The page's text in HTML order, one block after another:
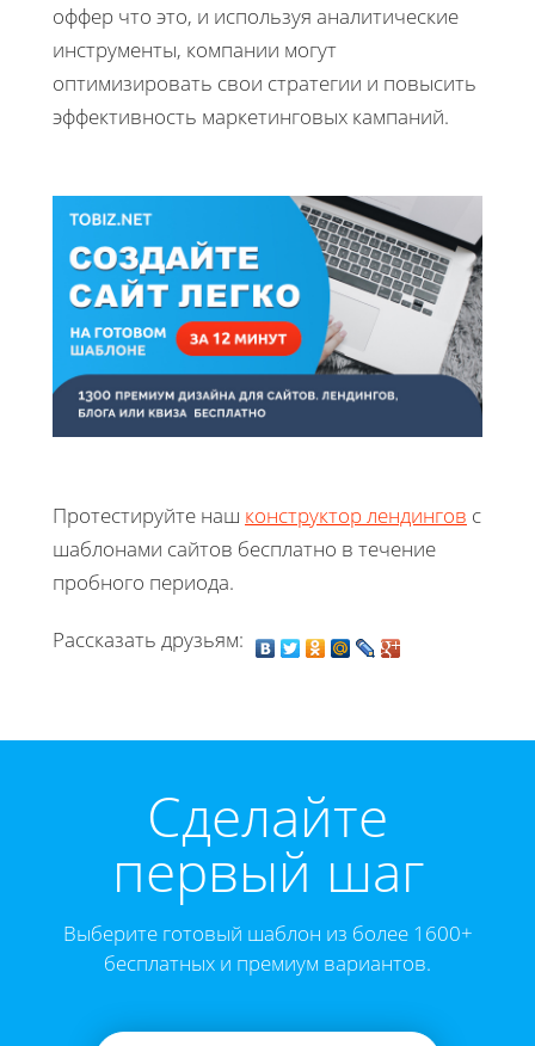
оффер что это, и используя аналитические
инструменты, компании могут
оптимизировать свои стратегии и повысить
эффективность маркетинговых кампаний.
Протестируйте наш конструктор лендингов с
шаблонами сайтов бесплатно в течение
пробного периода.
Рассказать друзьям:
Cделайте
первый шаг
Выберите готовый шаблон из более 1600+
бесплатных и премиум вариантов.